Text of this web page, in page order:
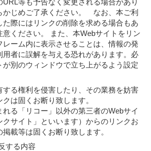
URL等も予告なく変更される場合があり
かじめご了承ください。 なお、本ご利
た際にはリンクの削除を求める場合もあ
意ください。 また、本Webサイトをリン
レーム内に表示させることは、情報の発
用者に誤解を与える恐れがあります。必
が別のウィンドウで立ち上がるよう設定
する権利を侵害したり、その業務を妨害
は固くお断り致します。
れる「リコー」以外の第三者のWebサイ
クサイト」といいます）からのリンクお
載等は固くお断り致します。
する内容